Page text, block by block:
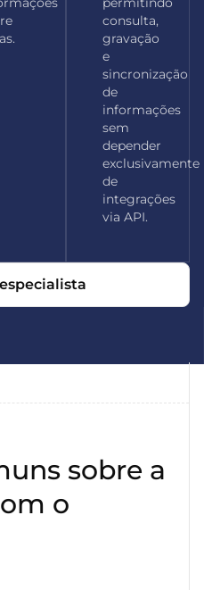
consulta,
gravação
e
sincronização
de
informações
sem
depender
exclusivamente
de
integrações
via API.
sobre a
o